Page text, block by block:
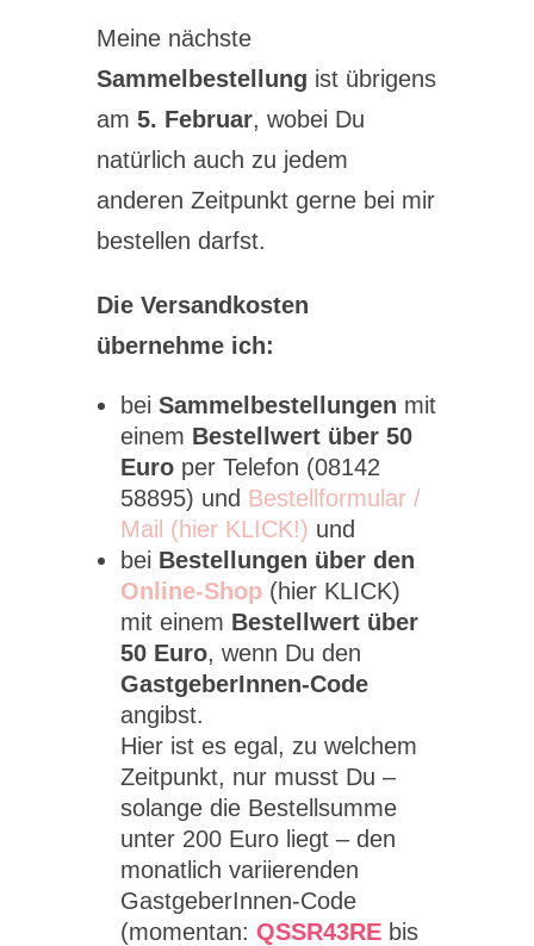
Meine nächste
Sammelbestellung ist übrigens
am 5. Februar, wobei Du
natürlich auch zu jedem
anderen Zeitpunkt gerne bei mir
bestellen darfst.
Die Versandkosten
übernehme ich:
bei Sammelbestellungen mit
einem Bestellwert über 50
Euro per Telefon (08142
58895) und Bestellformular /
Mail (hier KLICK!) und
bei Bestellungen über den
Online-Shop (hier KLICK)
mit einem Bestellwert über
50 Euro, wenn Du den
GastgeberInnen-Code
angibst.
Hier ist es egal, zu welchem
Zeitpunkt, nur musst Du –
solange die Bestellsumme
unter 200 Euro liegt – den
monatlich variierenden
GastgeberInnen-Code
(momentan: QSSR43REbis